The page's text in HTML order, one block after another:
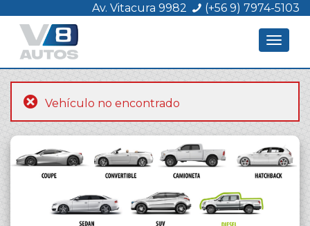
Av. Vitacura 9982 (+56 9) 7974-5103
Toggle
Vehículo no encontrado